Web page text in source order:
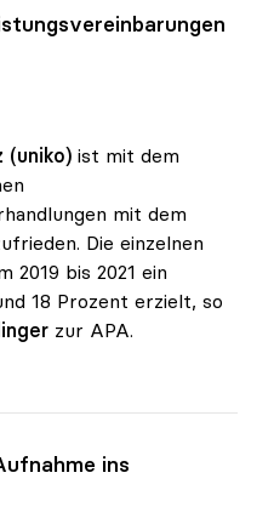
(uniko) ist mit dem
mit dem
Die einzelnen
2019 bis 2021 ein
18 Prozent erzielt, so
zur APA.
ins